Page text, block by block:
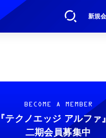
新規
BECOME A MEMBER
『テクノエッジ アルファ』
二期会員募集中